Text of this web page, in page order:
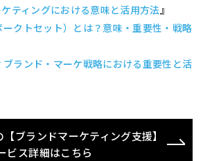
ティングにおける意味と活用方法』
クトセット）とは？意味・重要性・戦略
ランド・マーケ戦略における重要性と活
ブランドマーケティング支援】
ビス詳細はこちら